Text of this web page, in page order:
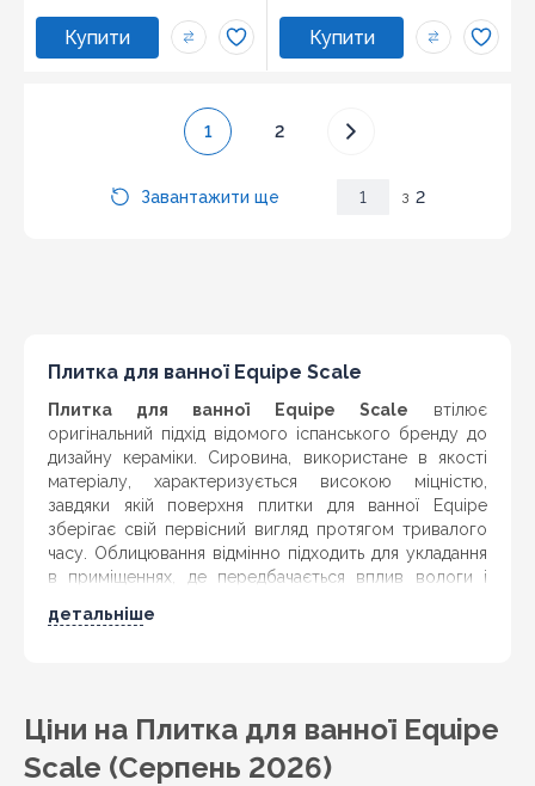
Завантажити ще
1 2
1 з 2
Плитка для ванної Equipe Scale
Плитка для ванної Equipe Scale втілює
оригінальний підхід відомого іспанського бренду до
дизайну кераміки. Сировина, використане в якості
матеріалу, характеризується високою міцністю,
завдяки якій поверхня плитки для ванної Equipe
зберігає свій первісний вигляд протягом тривалого
часу. Облицювання відмінно підходить для укладання
в приміщеннях, де передбачається вплив вологи і
двох варіантах — з глянцевою і матовою поверхнею,
для ванної EquipeScale — це фігурні елементи,
яскраві і стримані відтінки бежевого, синього, сірого і
чорного, які доповнять інтер'єр у стилі арт-деко арт-
детальніше
Ціни на Плитка для ванної Equipe
Scale (Серпень 2026)